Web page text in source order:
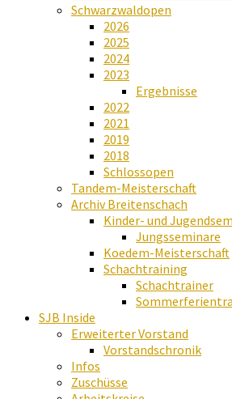
Schwarzwaldopen
2026
2025
2024
2023
Ergebnisse
2022
2021
2019
2018
Schlossopen
Tandem-Meisterschaft
Archiv Breitenschach
Kinder- und
Jungsseminare
Koedem-Meisterschaft
Schachtraining
Schachtrainer
SJB Inside
Erweiterter Vorstand
Vorstandschronik
Infos
Zuschüsse